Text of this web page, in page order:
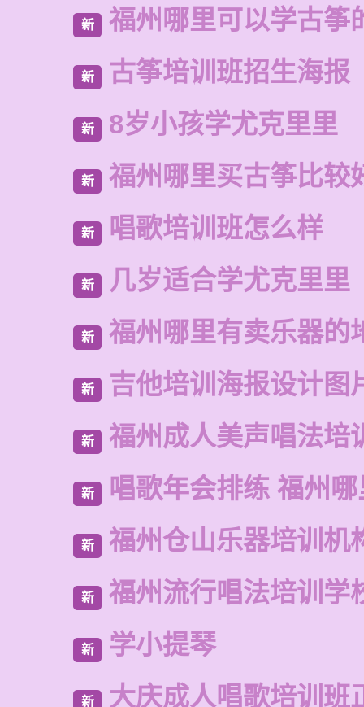
新 福州哪里可以学古筝
新 古筝培训班招生海报
新 8岁小孩学尤克里里
新 福州哪里买古筝比较
新 唱歌培训班怎么样
新 几岁适合学尤克里里
新 福州哪里有卖乐器的
新 吉他培训海报设计图
新 福州成人美声唱法培
新 唱歌年会排练 福州
新 福州仓山乐器培训机
新 福州流行唱法培训学
新 学小提琴
新 大庆成人唱歌培训班